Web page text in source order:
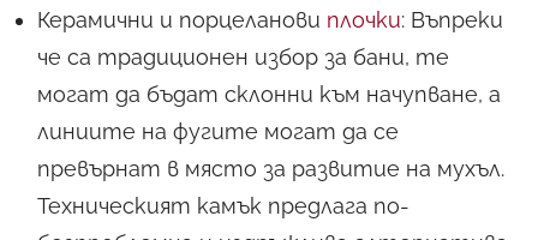
Керамични и порцеланови плочки: Въпреки
че са традиционен избор за бани, те
могат да бъдат склонни към начупване, а
линиите на фугите могат да се
превърнат в място за развитие на мухъл.
Техническият камък предлага по-
Вземи още сега!